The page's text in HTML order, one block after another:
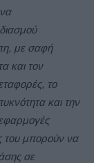
με σαφή
και τον
το
και την
εφαρμογές
του μπορούν να
σε